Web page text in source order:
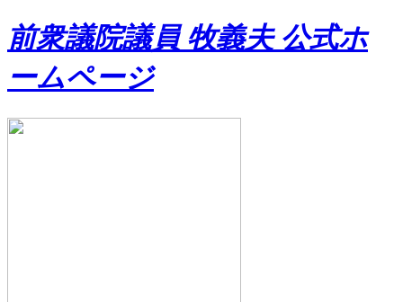
前衆議院議員 牧義夫 公式ホ
ームページ